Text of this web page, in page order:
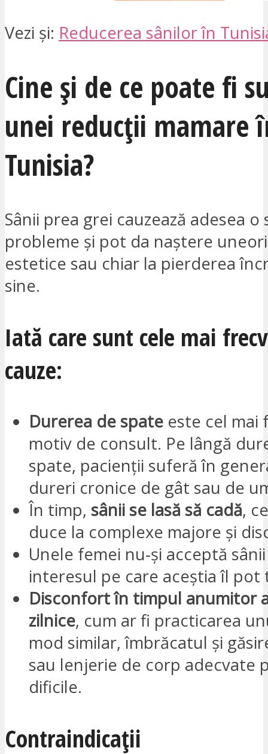
Vezi și: Reducerea sânilor în
Cine și de ce poate fi
unei reducții mamare
Tunisia?
Sânii prea grei cauzează adesea o
probleme și pot da naștere
estetice sau chiar la pierderea
sine.
Iată care sunt cele mai
cauze:
Durerea de spate este cel mai
motiv de consult. Pe lângă
spate, pacienții suferă în
dureri cronice de gât sau de
În timp, sânii se lasă să cadă,
duce la complexe majore și
Unele femei nu-și acceptă
interesul pe care aceștia îl pot
Disconfort în timpul anumitor
zilnice, cum ar fi practicarea
mod similar, îmbrăcatul și
sau lenjerie de corp adecvate
dificile.
Contraindicații